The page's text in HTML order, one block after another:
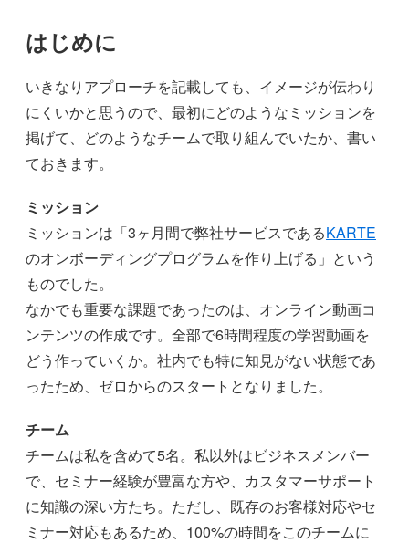
はじめに
いきなりアプローチを記載しても、イメージが伝わり
にくいかと思うので、最初にどのようなミッションを
掲げて、どのようなチームで取り組んでいたか、書い
ておきます。
ミッション
ミッションは「3ヶ月間で弊社サービスであるKARTE
のオンボーディングプログラムを作り上げる」という
ものでした。
なかでも重要な課題であったのは、オンライン動画コ
ンテンツの作成です。全部で6時間程度の学習動画を
どう作っていくか。社内でも特に知見がない状態であ
ったため、ゼロからのスタートとなりました。
チーム
チームは私を含めて5名。私以外はビジネスメンバー
で、セミナー経験が豊富な方や、カスタマーサポート
に知識の深い方たち。ただし、既存のお客様対応やセ
ミナー対応もあるため、100%の時間をこのチームに